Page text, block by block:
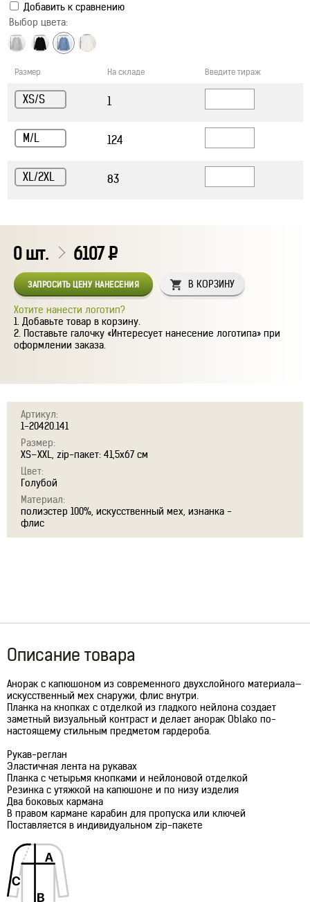
Добавить к сравнению
Выбор цвета:
Размер На складе Введите тираж
XS/S 1
M/L 124
XL/2XL 83
0шт. 6107Р
ЗАПРОСИТЬ ЦЕНУ НАНЕСЕНИЯ В КОРЗИНУ
Хотите нанести логотип?
Добавьте товар в корзину.
Поставьте галочку «Интересует нанесение логотипа» при
оформлении заказа.
Артикул:
1-20420.141
Размер:
XS–XXL, zip-пакет: 41,5х67 см
Цвет:
Голубой
Материал:
полиэстер 100%, искусственный мех, изнанка -
флис
Описание товара
Анорак с капюшоном из современного двухслойного материала—
искусственный мех снаружи, флис внутри.
Планка на кнопках с отделкой из гладкого нейлона создает
заметный визуальный контраст и делает анорак Oblako по-
настоящему стильным предметом гардероба.
Рукав-реглан
Эластичная лента на рукавах
Планка с четырьмя кнопками и нейлоновой отделкой
Резинка с утяжкой на капюшоне и по низу изделия
Два боковых кармана
В правом кармане карабин для пропуска или ключей
Поставляется в индивидуальном zip-пакете